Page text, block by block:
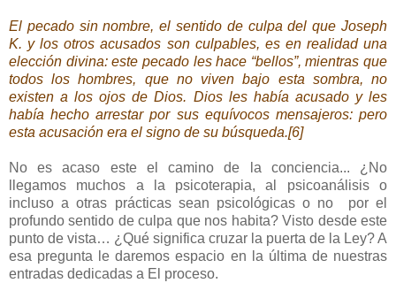
El pecado sin nombre, el sentido de culpa del que Joseph
K. y los otros acusados son culpables, es en realidad una
elección divina: este pecado les hace “bellos”, mientras que
todos los hombres, que no viven bajo esta sombra, no
existen a los ojos de Dios. Dios les había acusado y les
había hecho arrestar por sus equívocos mensajeros: pero
esta acusación era el signo de su búsqueda.[6]
No es acaso este el camino de la conciencia... ¿No
llegamos muchos a la psicoterapia, al psicoanálisis o
incluso a otras prácticas sean psicológicas o no por el
profundo sentido de culpa que nos habita? Visto desde este
punto de vista… ¿Qué significa cruzar la puerta de la Ley? A
esa pregunta le daremos espacio en la última de nuestras
entradas dedicadas a El proceso.